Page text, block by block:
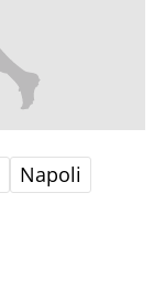
Napoli